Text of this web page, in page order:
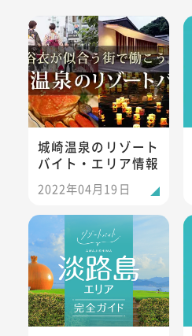
城崎温泉のリゾートバイト・エ
城崎温泉のリゾート
バイト・エリア情報
2022年04月19日
淡路島のリゾートバイト・エリ